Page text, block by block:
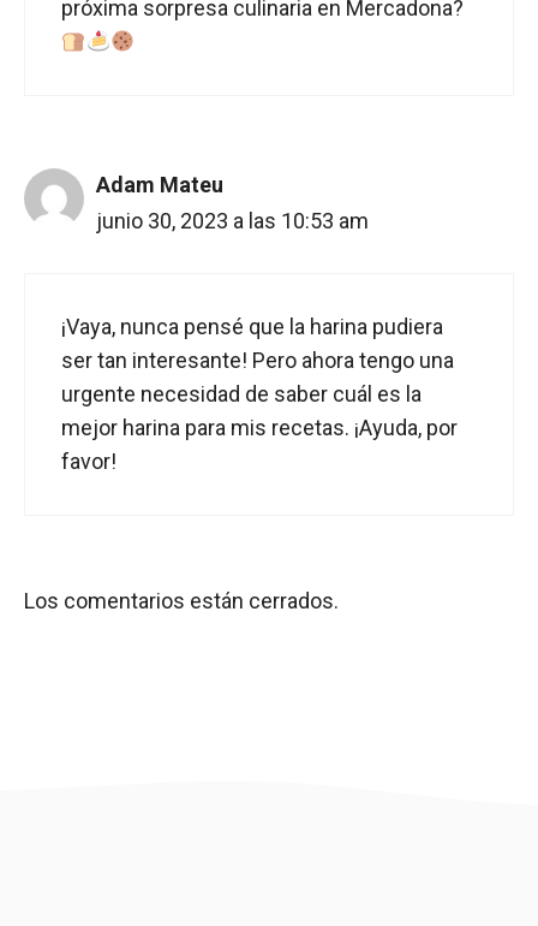
próxima sorpresa culinaria en Mercadona?
Adam Mateu
junio 30, 2023 a las 10:53 am
¡Vaya, nunca pensé que la harina pudiera
ser tan interesante! Pero ahora tengo una
urgente necesidad de saber cuál es la
mejor harina para mis recetas. ¡Ayuda, por
favor!
Los comentarios están cerrados.